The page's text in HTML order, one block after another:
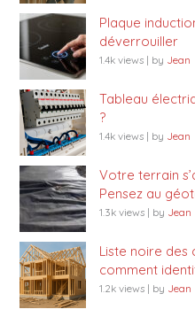
Plaque
déverrouiller
1.4k views | by Jean
Tableau
?
1.4k views | by Jean
Votre terrain
Pensez au
1.3k views | by Jean
Liste noire des
comment
1.2k views | by Jean